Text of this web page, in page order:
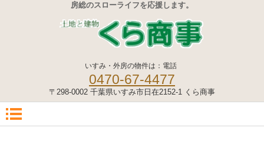
房総のスローライフを応援します。
いすみ・外房の物件は：電話
0470-67-4477
〒298-0002 千葉県いすみ市日在2152-1 くら商事